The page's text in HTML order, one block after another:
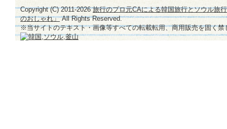
Copyright (C) 2011-2026旅行のプロ元CAによる韓国旅行とソウル旅
のおしゃれ」All Rights Reserved.
※当サイトのテキスト・画像等すべての転載転用、商用販売を固く禁